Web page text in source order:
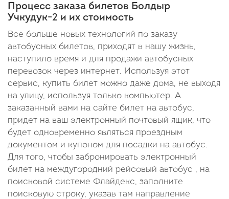
Процесс заказа билетов Болдыр
Учкудук-2 и их стоимость
Все больше новых технологий по заказу
автобусных билетов, приходят в нашу жизнь,
наступило время и для продажи автобусных
перевозок через интернет. Используя этот
сервис, купить билет можно даже дома, не выходя
на улицу, используя только компьютер. А
заказанный вами на сайте билет на автобус,
придет на ваш электронный почтовый ящик, что
будет одновременно являться проездным
документом и купоном для посадки на автобус.
Для того, чтобы забронировать электронный
билет на междугородний рейсовый автобус , на
поисковой системе Флайдекс, заполните
поисковую строку, указав там направление